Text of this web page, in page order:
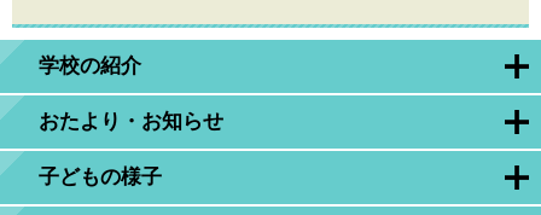
学校の紹介
おたより・お知らせ
子どもの様子